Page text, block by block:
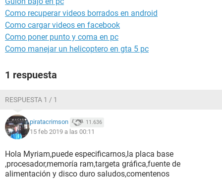
Como recuperar videos borrados en android
Como cargar videos en facebook
Como poner punto y coma en pc
Como manejar un helicoptero en gta 5 pc
1 respuesta
RESPUESTA 1 / 1
piratacrimson 11.636
15 feb 2019 a las 00:11
Hola Myriam,puede especificarnos,la placa base
,procesador,memoría ram,targeta gráfica,fuente de
alimentación y disco duro saludos,comentenos